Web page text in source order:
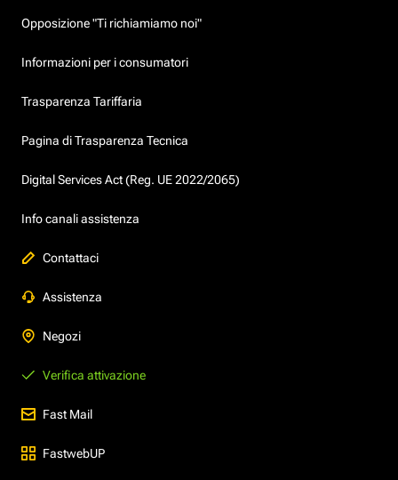
Opposizione "Ti richiamiamo noi"
Informazioni per i consumatori
Trasparenza Tariffaria
Pagina di Trasparenza Tecnica
Digital Services Act (Reg. UE 2022/2065)
Info canali assistenza
Contattaci
Assistenza
Negozi
Verifica attivazione
Fast Mail
FastwebUP